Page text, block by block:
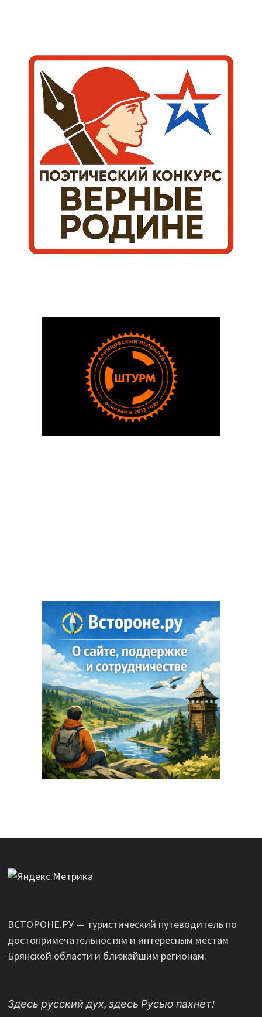
ВСТОРОНЕ.РУ — туристический путеводитель по
достопримечательностям и интересным местам
Брянской области и ближайшим регионам.
Здесь русский дух, здесь Русью пахнет!